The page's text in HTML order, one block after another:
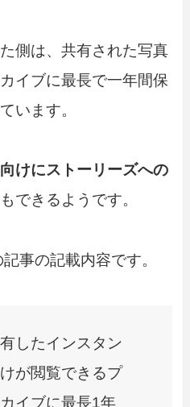
側は、共有された写真
イブに最長で一年間保
います。
けにストーリーズへの
できるようです。
事の記載内容です。
したインスタン
が閲覧できるプ
イブに最長1年